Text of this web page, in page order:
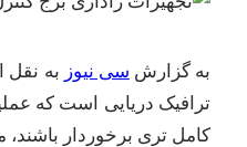
به گزارش سی نیوز به نقل
ترافیک دریایی است که
کامل تری برخوردار باشند،